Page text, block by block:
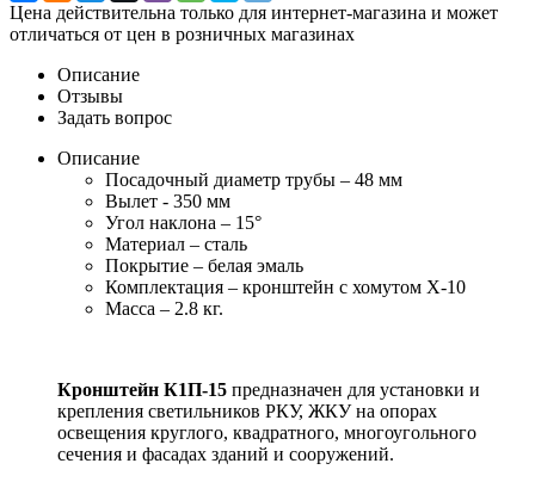
Цена действительна только для интернет-магазина и может
отличаться от цен в розничных магазинах
Описание
Отзывы
Задать вопрос
Описание
Посадочный диаметр трубы – 48 мм
Вылет - 350 мм
Угол наклона – 15°
Материал – сталь
Покрытие – белая эмаль
Комплектация – кронштейн с хомутом Х-10
Масса – 2.8 кг.
Кронштейн К1П-15 предназначен для установки и
крепления светильников РКУ, ЖКУ на опорах
освещения круглого, квадратного, многоугольного
сечения и фасадах зданий и сооружений.